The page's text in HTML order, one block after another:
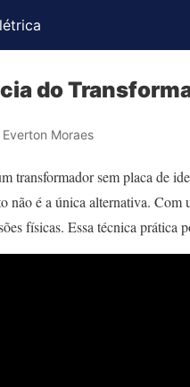
do
Everton Moraes
transformador sem placa de
não é a única alternativa. Com
físicas. Essa técnica prática